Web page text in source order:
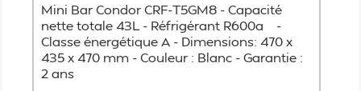
Mini Bar Condor CRF-T5GM8 - Capacité
nette totale 43L - Réfrigérant R600a -
Classe énergétique A - Dimensions: 470 x
435 x 470 mm - Couleur : Blanc - Garantie :
2 ans